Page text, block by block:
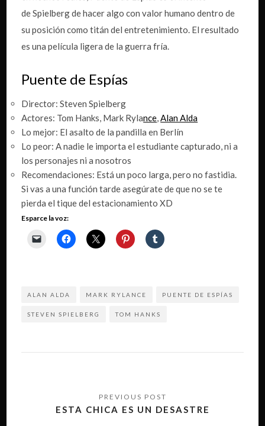
de Spielberg de hacer algo con valor humano dentro de
su posición como titán del entretenimiento. El resultado
es una película ligera de la guerra fría.
Puente de Espías
Director:Steven Spielberg
Actores: Tom Hanks, Mark Rylance,Alan Alda
Lo mejor: El asalto de la pandilla en Berlín
Lo peor: A nadie le importa el estudiante capturado, ni a
los personajes ni a nosotros
Recomendaciones: Está un poco larga, pero no fastidia.
Si vas a una función tarde asegúrate de que no se te
pierda el tique del estacionamiento XD
Esparce la voz:
ALAN ALDA MARK RYLANCE PUENTE DE ESPÍAS
STEVEN SPIELBERG TOM HANKS
ESTA CHICA ES UN DESASTRE